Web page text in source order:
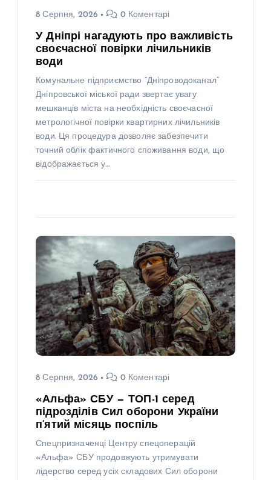
8 Серпня, 2026 0 Коментарі
У Дніпрі нагадують про важливість
своєчасної повірки лічильників
води
Комунальне підприємство “Дніпроводоканал”
Дніпровської міської ради звертає увагу
мешканців міста на необхідність своєчасної
метрологічної повірки квартирних лічильників
води. Ця процедура дозволяє забезпечити
точний облік фактичного споживання води, що
відображається у…
8 Серпня, 2026 0 Коментарі
«Альфа» СБУ — ТОП-1 серед
підрозділів Сил оборони України
п’ятий місяць поспіль
Спецпризначенці Центру спецоперацій
«Альфа» СБУ продовжують утримувати
лідерство серед усіх складових Сил оборони